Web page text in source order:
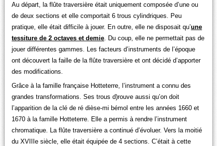
Au départ, la flûte traversière était uniquement composée d’une ou
de deux sections et elle comportait 6 trous cylindriques. Peu
pratique, elle était difficile à jouer. En outre, elle ne disposait qu’une
tessiture de 2 octaves et demie. Du coup, elle ne permettait pas de
jouer différentes gammes. Les facteurs d’instruments de l’époque
ont découvert la faille de la flûte traversière et ont décidé d’apporter
des modifications.
Grâce à la famille française Hotteterre, l’instrument a connu des
grandes transformations. Ses trous d)rouve aussi qu’on doit
l’apparition de la clé de ré dièse-mi bémol entre les années 1660 et
1670 à la famille Hotteterre. Elle a permis à rendre l’instrument
chromatique. La flûte traversière a continué d’évoluer. Vers la moitié
du XVIIIe siècle, elle était équipée de 4 sections. C’était à cette